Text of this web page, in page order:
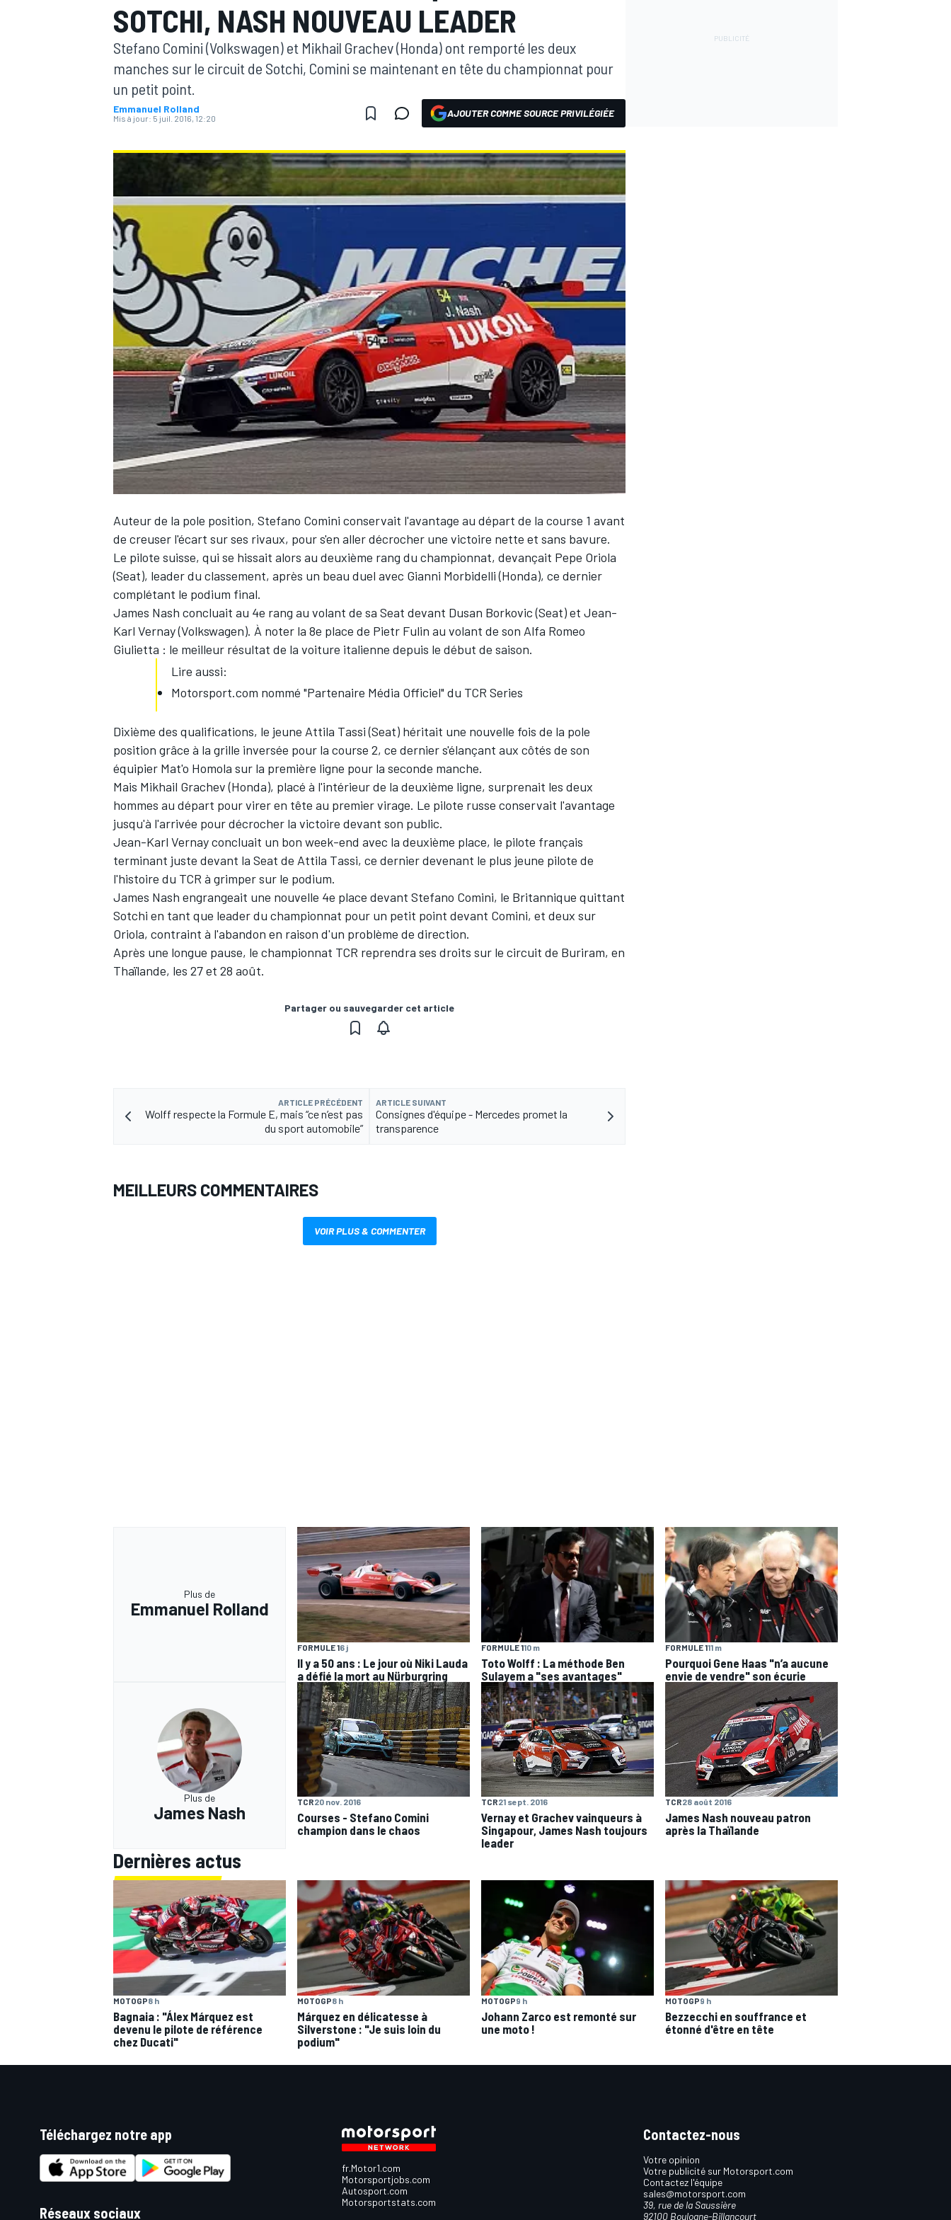
MOTOGP
WRC
WEC
SOTCHI, NASH NOUVEAU LEADER
Stefano Comini (Volkswagen) et Mikhail Grachev (Honda) ont remporté les deux
manches sur le circuit de Sotchi, Comini se maintenant en tête du championnat pour
un petit point.
Emmanuel Rolland
Mis à jour: 5 juil. 2016, 12:20 AJOUTER COMME SOURCE PRIVILÉGIÉE
Auteur de la pole position, Stefano Comini conservait l'avantage au départ de la course 1 avant
de creuser l'écart sur ses rivaux, pour s'en aller décrocher une victoire nette et sans bavure.
Le pilote suisse, qui se hissait alors au deuxième rang du championnat, devançait Pepe Oriola
(Seat), leader du classement, après un beau duel avec Gianni Morbidelli (Honda), ce dernier
complétant le podium final.
James Nash concluait au 4e rang au volant de sa Seat devant Dusan Borkovic (Seat) et Jean-
Karl Vernay (Volkswagen). À noter la 8e place de Pietr Fulin au volant de son Alfa Romeo
Giulietta : le meilleur résultat de la voiture italienne depuis le début de saison.
Lire aussi:
Motorsport.com nommé "Partenaire Média Officiel" du TCR Series
Dixième des qualifications, le jeune Attila Tassi (Seat) héritait une nouvelle fois de la pole
position grâce à la grille inversée pour la course 2, ce dernier s'élançant aux côtés de son
équipier Mat'o Homola sur la première ligne pour la seconde manche.
Mais Mikhail Grachev (Honda), placé à l'intérieur de la deuxième ligne, surprenait les deux
hommes au départ pour virer en tête au premier virage. Le pilote russe conservait l'avantage
jusqu'à l'arrivée pour décrocher la victoire devant son public.
Jean-Karl Vernay concluait un bon week-end avec la deuxième place, le pilote français
terminant juste devant la Seat de Attila Tassi, ce dernier devenant le plus jeune pilote de
l'histoire du TCR à grimper sur le podium.
James Nash engrangeait une nouvelle 4e place devant Stefano Comini, le Britannique quittant
Sotchi en tant que leader du championnat pour un petit point devant Comini, et deux sur
Oriola, contraint à l'abandon en raison d'un problème de direction.
Après une longue pause, le championnat TCR reprendra ses droits sur le circuit de Buriram, en
Thaïlande, les 27 et 28 août.
Partager ou sauvegarder cet article
ARTICLE PRÉCÉDENT
Wolff respecte la Formule E, mais “ce n’est pas
du sport automobile”
ARTICLE SUIVANT
Consignes d'équipe - Mercedes promet la
transparence
MEILLEURS COMMENTAIRES
VOIR PLUS & COMMENTER
Plus de
Emmanuel Rolland
FORMULE 16 j
Il y a 50 ans : Le jour où Niki Lauda
a défié la mort au Nürburgring
FORMULE 110 m
Toto Wolff : La méthode Ben
Sulayem a "ses avantages"
FORMULE 111 m
Pourquoi Gene Haas "n’a aucune
envie de vendre" son écurie
Plus de
James Nash
TCR20 nov. 2016
Courses - Stefano Comini
champion dans le chaos
TCR21 sept. 2016
Vernay et Grachev vainqueurs à
Singapour, James Nash toujours
leader
TCR28 août 2016
James Nash nouveau patron
après la Thaïlande
Dernières actus
MOTOGP8 h
Bagnaia : "Álex Márquez est
devenu le pilote de référence
chez Ducati"
MOTOGP8 h
Márquez en délicatesse à
Silverstone : "Je suis loin du
podium"
MOTOGP9 h
Johann Zarco est remonté sur
une moto !
MOTOGP9 h
Bezzecchi en souffrance et
étonné d'être en tête
Téléchargez notre app
Réseaux sociaux
fr.Motor1.com
Motorsportjobs.com
Autosport.com
Motorsportstats.com
Contactez-nous
Votre opinion
Votre publicité sur Motorsport.com
Contactez l'équipe
sales@motorsport.com
39, rue de la Saussière
92100 Boulogne-Billancourt